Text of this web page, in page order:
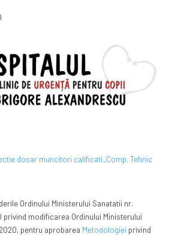
dosar muncitori calificati_Comp. Tehnic
Ordinului Ministerului Sanatatii nr.
modificarea Ordinului Ministerului
pentru aprobarea Metodologiei privind